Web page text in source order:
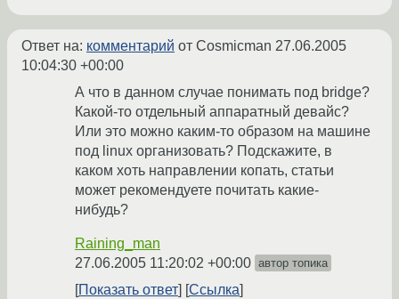
Ответ на: комментарий от Cosmicman 27.06.2005
10:04:30 +00:00
А что в данном случае понимать под bridge?
Какой-то отдельный аппаратный девайс?
Или это можно каким-то образом на машине
под linux организовать? Подскажите, в
каком хоть направлении копать, статьи
может рекомендуете почитать какие-
нибудь?
Raining_man
27.06.2005 11:20:02 +00:00 автор топика
Показать ответ Ссылка